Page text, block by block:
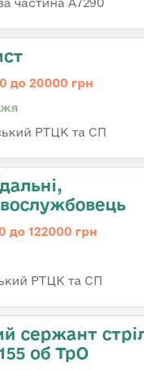
частина А7290
до 20000 грн
РТЦК та СП
до 122000 грн
РТЦК та СП
сержант
об ТрО